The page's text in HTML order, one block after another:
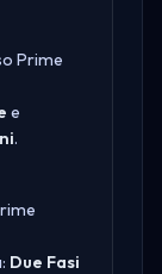
Prime
e
.
Due Fasi